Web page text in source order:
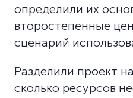
определили их
второстепенные
сценарий
Разделили проект
сколько ресурсов